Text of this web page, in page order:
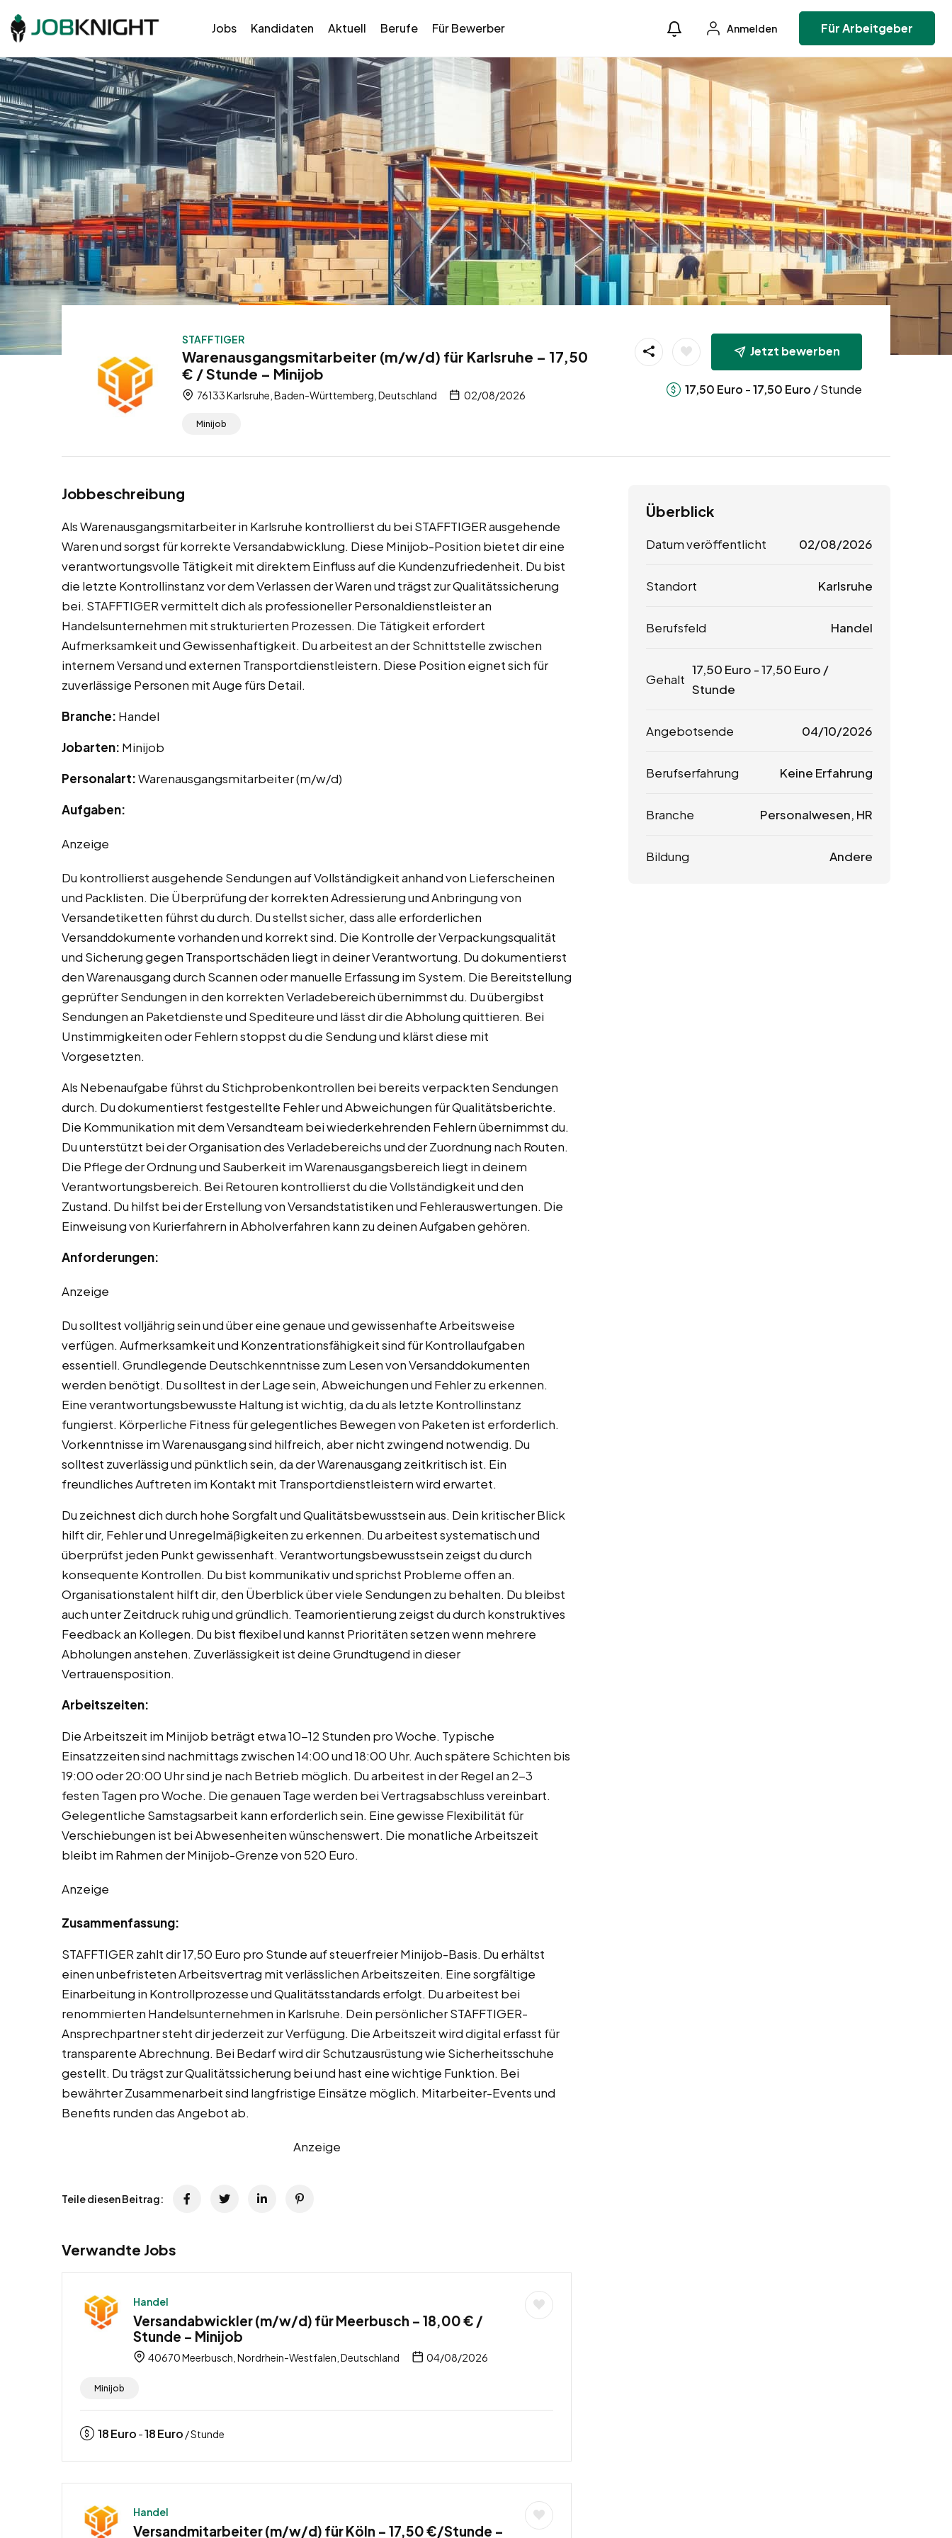
Jobs Kandidaten Aktuell Berufe Für Bewerber Anmelden Für Arbeitgeber
STAFFTIGER
Warenausgangsmitarbeiter (m/w/d) für Karlsruhe – 17,50
€ / Stunde – Minijob
76133 Karlsruhe, Baden-Württemberg, Deutschland 02/08/2026
Minijob
Jetzt bewerben
17,50 Euro -17,50 Euro / Stunde
Jobbeschreibung
Als Warenausgangsmitarbeiter in Karlsruhe kontrollierst du bei STAFFTIGER ausgehende
Waren und sorgst für korrekte Versandabwicklung. Diese Minijob-Position bietet dir eine
verantwortungsvolle Tätigkeit mit direktem Einfluss auf die Kundenzufriedenheit. Du bist
die letzte Kontrollinstanz vor dem Verlassen der Waren und trägst zur Qualitätssicherung
bei. STAFFTIGER vermittelt dich als professioneller Personaldienstleister an
Handelsunternehmen mit strukturierten Prozessen. Die Tätigkeit erfordert
Aufmerksamkeit und Gewissenhaftigkeit. Du arbeitest an der Schnittstelle zwischen
internem Versand und externen Transportdienstleistern. Diese Position eignet sich für
zuverlässige Personen mit Auge fürs Detail.
Branche: Handel
Jobarten: Minijob
Personalart:Warenausgangsmitarbeiter (m/w/d)
Aufgaben:
Anzeige
Du kontrollierst ausgehende Sendungen auf Vollständigkeit anhand von Lieferscheinen
und Packlisten. Die Überprüfung der korrekten Adressierung und Anbringung von
Versandetiketten führst du durch. Du stellst sicher, dass alle erforderlichen
Versanddokumente vorhanden und korrekt sind. Die Kontrolle der Verpackungsqualität
und Sicherung gegen Transportschäden liegt in deiner Verantwortung. Du dokumentierst
den Warenausgang durch Scannen oder manuelle Erfassung im System. Die Bereitstellung
geprüfter Sendungen in den korrekten Verladebereich übernimmst du. Du übergibst
Sendungen an Paketdienste und Spediteure und lässt dir die Abholung quittieren. Bei
Unstimmigkeiten oder Fehlern stoppst du die Sendung und klärst diese mit
Vorgesetzten.
Als Nebenaufgabe führst du Stichprobenkontrollen bei bereits verpackten Sendungen
durch. Du dokumentierst festgestellte Fehler und Abweichungen für Qualitätsberichte.
Die Kommunikation mit dem Versandteam bei wiederkehrenden Fehlern übernimmst du.
Du unterstützt bei der Organisation des Verladebereichs und der Zuordnung nach Routen.
Die Pflege der Ordnung und Sauberkeit im Warenausgangsbereich liegt in deinem
Verantwortungsbereich. Bei Retouren kontrollierst du die Vollständigkeit und den
Zustand. Du hilfst bei der Erstellung von Versandstatistiken und Fehlerauswertungen. Die
Einweisung von Kurierfahrern in Abholverfahren kann zu deinen Aufgaben gehören.
Anforderungen:
Anzeige
Du solltest volljährig sein und über eine genaue und gewissenhafte Arbeitsweise
verfügen. Aufmerksamkeit und Konzentrationsfähigkeit sind für Kontrollaufgaben
essentiell. Grundlegende Deutschkenntnisse zum Lesen von Versanddokumenten
werden benötigt. Du solltest in der Lage sein, Abweichungen und Fehler zu erkennen.
Eine verantwortungsbewusste Haltung ist wichtig, da du als letzte Kontrollinstanz
fungierst. Körperliche Fitness für gelegentliches Bewegen von Paketen ist erforderlich.
Vorkenntnisse im Warenausgang sind hilfreich, aber nicht zwingend notwendig. Du
solltest zuverlässig und pünktlich sein, da der Warenausgang zeitkritisch ist. Ein
freundliches Auftreten im Kontakt mit Transportdienstleistern wird erwartet.
Du zeichnest dich durch hohe Sorgfalt und Qualitätsbewusstsein aus. Dein kritischer Blick
hilft dir, Fehler und Unregelmäßigkeiten zu erkennen. Du arbeitest systematisch und
überprüfst jeden Punkt gewissenhaft. Verantwortungsbewusstsein zeigst du durch
konsequente Kontrollen. Du bist kommunikativ und sprichst Probleme offen an.
Organisationstalent hilft dir, den Überblick über viele Sendungen zu behalten. Du bleibst
auch unter Zeitdruck ruhig und gründlich. Teamorientierung zeigst du durch konstruktives
Feedback an Kollegen. Du bist flexibel und kannst Prioritäten setzen wenn mehrere
Abholungen anstehen. Zuverlässigkeit ist deine Grundtugend in dieser
Vertrauensposition.
Arbeitszeiten:
Die Arbeitszeit im Minijob beträgt etwa 10-12 Stunden pro Woche. Typische
Einsatzzeiten sind nachmittags zwischen 14:00 und 18:00 Uhr. Auch spätere Schichten bis
19:00 oder 20:00 Uhr sind je nach Betrieb möglich. Du arbeitest in der Regel an 2-3
festen Tagen pro Woche. Die genauen Tage werden bei Vertragsabschluss vereinbart.
Gelegentliche Samstagsarbeit kann erforderlich sein. Eine gewisse Flexibilität für
Verschiebungen ist bei Abwesenheiten wünschenswert. Die monatliche Arbeitszeit
bleibt im Rahmen der Minijob-Grenze von 520 Euro.
Anzeige
Zusammenfassung:
STAFFTIGER zahlt dir 17,50 Euro pro Stunde auf steuerfreier Minijob-Basis. Du erhältst
einen unbefristeten Arbeitsvertrag mit verlässlichen Arbeitszeiten. Eine sorgfältige
Einarbeitung in Kontrollprozesse und Qualitätsstandards erfolgt. Du arbeitest bei
renommierten Handelsunternehmen in Karlsruhe. Dein persönlicher STAFFTIGER-
Ansprechpartner steht dir jederzeit zur Verfügung. Die Arbeitszeit wird digital erfasst für
transparente Abrechnung. Bei Bedarf wird dir Schutzausrüstung wie Sicherheitsschuhe
gestellt. Du trägst zur Qualitätssicherung bei und hast eine wichtige Funktion. Bei
bewährter Zusammenarbeit sind langfristige Einsätze möglich. Mitarbeiter-Events und
Benefits runden das Angebot ab.
Anzeige
Teile diesen Beitrag:
Verwandte Jobs
Handel
Versandabwickler (m/w/d) für Meerbusch – 18,00 € /
Stunde – Minijob
40670 Meerbusch, Nordrhein-Westfalen, Deutschland 04/08/2026
Minijob
18Euro -18Euro / Stunde
Handel
Versandmitarbeiter (m/w/d) für Köln – 17,50 €/Stunde –
Überblick
Datum veröffentlicht 02/08/2026
Standort Karlsruhe
Berufsfeld Handel
Gehalt
17,50 Euro -17,50 Euro /
Stunde
Angebotsende 04/10/2026
Berufserfahrung Keine Erfahrung
Branche Personalwesen, HR
Bildung Andere